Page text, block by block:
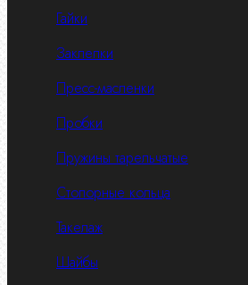
Гайки
Заклепки
Пресс-масленки
Пробки
Пружины тарельчатые
Стопорные кольца
Такелаж
Шайбы